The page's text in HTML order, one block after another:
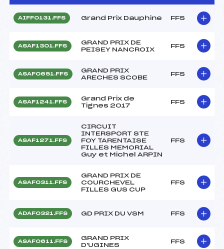
AIFF0131.FFS Grand Prix Dauphine FFS
ASAF1301.FFS
GRAND PRIX DE
PEISEY NANCROIX
FFS
ASAF0651.FFS
GRAND PRIX
ARECHES SCOBE
FFS
ASAF1241.FFS
Grand Prix de
Tignes 2017
FFS
ASAF1271.FFS
CIRCUIT
INTERSPORT STE
FOY TARENTAISE
FILLES MEMORIAL
Guy et Michel ARPIN
FFS
ASAF0311.FFS
GRAND PRIX DE
COURCHEVEL
FILLES GUS CUP
FFS
ADAF0321.FFS GD PRIX DU VSM FFS
ASAF0611.FFS
GRAND PRIX
D'UGINES
FFS